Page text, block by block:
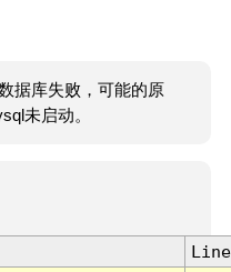
据库失败，可能的原
未启动。
Line